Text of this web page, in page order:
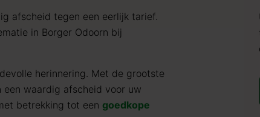
afscheid tegen een eerlijk tarief.
in Borger Odoorn bij
herinnering. Met de grootste
waardig afscheid voor uw
betrekking tot een goedkope